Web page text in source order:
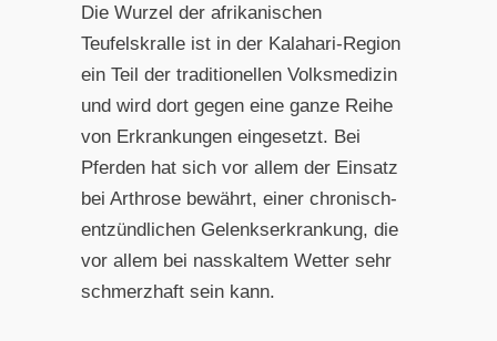
Die Wurzel der afrikanischen
Teufelskralle ist in der Kalahari-Region
ein Teil der traditionellen Volksmedizin
und wird dort gegen eine ganze Reihe
von Erkrankungen eingesetzt. Bei
Pferden hat sich vor allem der Einsatz
bei Arthrose bewährt, einer chronisch-
entzündlichen Gelenkserkrankung, die
vor allem bei nasskaltem Wetter sehr
schmerzhaft sein kann.